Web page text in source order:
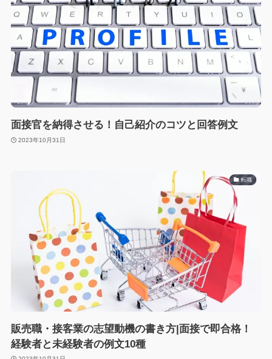
面接官を納得させる！自己紹介のコツと回答例文
2023年10月31日
転職
販売職・接客業の志望動機の書き方|面接で即合格！
経験者と未経験者の例文10種